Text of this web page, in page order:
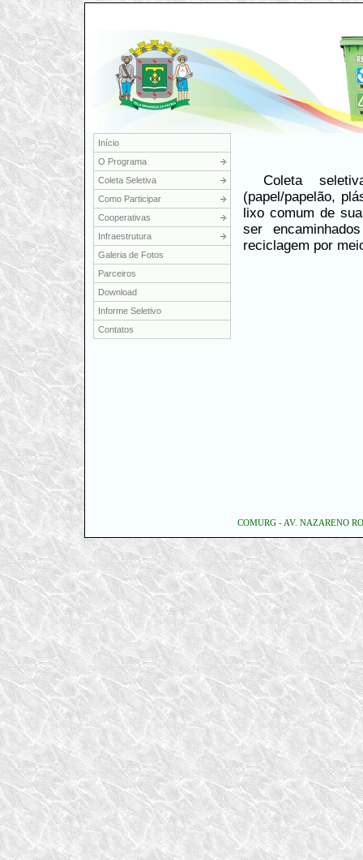
Início
O Programa
Coleta Seletiva
Como Participar
Cooperativas
Infraestrutura
Galeria de Fotos
Parceiros
Download
Informe Seletivo
Contatos
Coleta
(papel/papelão,
lixo comum de
ser
reciclagem por
COMURG - AV. NAZARENO